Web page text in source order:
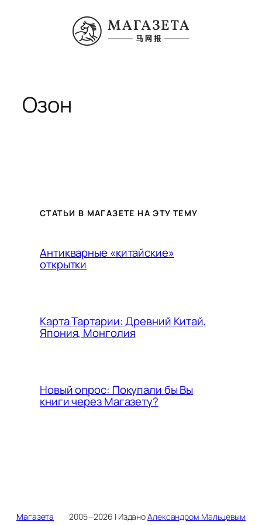
содержимому
Озон
СТАТЬИ В МАГАЗЕТЕ НА ЭТУ ТЕМУ
Антикварные «китайские»
открытки
Карта Тартарии: Древний Китай,
Япония, Монголия
Новый опрос: Покупали бы Вы
книги через Магазету?
Магазета 2005—2026 | ИзданоАлександром Мальцевым